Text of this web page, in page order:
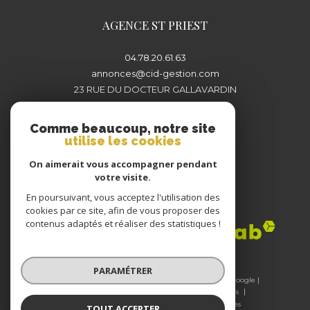
AGENCE ST PRIEST
04.78.20.61.63
annonces@cid-gestion.com
23 RUE DU DOCTEUR GALLAVARDIN
69800 SAINT-PRIEST
Adhérents
© 2026 | Tous droits réservés | Traduction powered by Google |
Mentions légales
Admin
Nos liens Politique RGPD Cookies
Comme beaucoup, notre site
utilise les cookies
On aimerait vous accompagner pendant
votre visite.
En poursuivant, vous acceptez l'utilisation des
cookies par ce site, afin de vous proposer des
contenus adaptés et réaliser des statistiques !
PARAMÉTRER